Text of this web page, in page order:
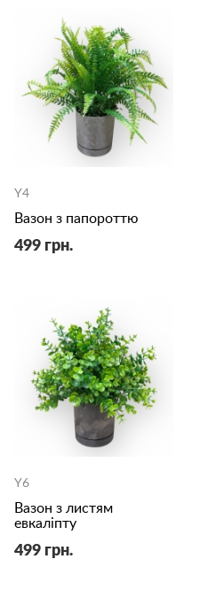
Y4
Вазон з папороттю
499 грн.
Y6
Вазон з листям
евкаліпту
499 грн.